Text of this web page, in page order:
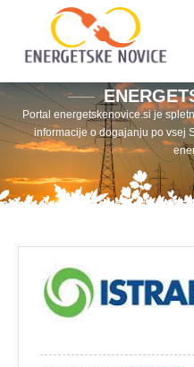
Portal energetskenovice.si je
informacije o dogajanju po vsej